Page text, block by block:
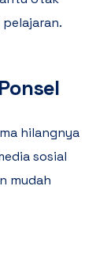
hilangnya
sosial
mudah